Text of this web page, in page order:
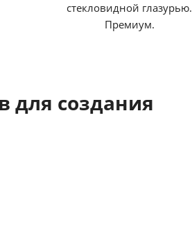
стекловидной глазурью.
Премиум.
создания